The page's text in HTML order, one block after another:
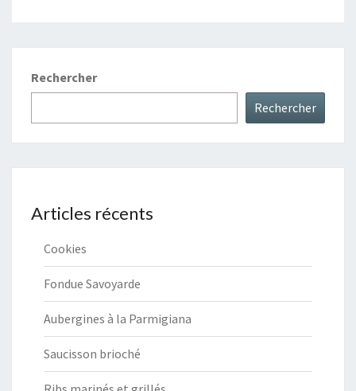
Rechercher
Rechercher
Articles récents
Cookies
Fondue Savoyarde
Aubergines à la Parmigiana
Saucisson brioché